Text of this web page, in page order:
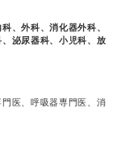
、外科、消化器外科、
泌尿器科、小児科、放
医、呼吸器専門医、消